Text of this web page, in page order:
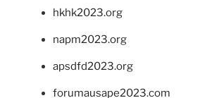
hkhk2023.org
napm2023.org
apsdfd2023.org
forumausape2023.com